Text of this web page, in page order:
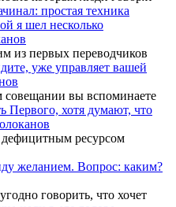
простая техника
я шел несколько
из первых переводчиков
уже управляет вашей
совещании вы вспоминаете
Первого, хотя думают, что
ресурсом
желанием. Вопрос: каким?
говорить, что хочет